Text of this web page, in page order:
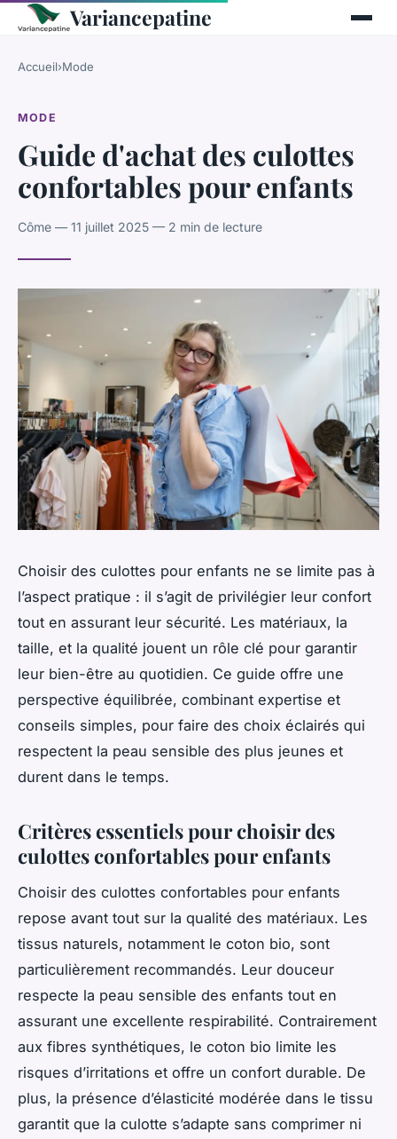
Variancepatine
Accueil›Mode
MODE
Guide d'achat des culottes
confortables pour enfants
Côme — 11 juillet 2025 — 2 min de lecture
Choisir des culottes pour enfants ne se limite pas à
l’aspect pratique : il s’agit de privilégier leur confort
tout en assurant leur sécurité. Les matériaux, la
taille, et la qualité jouent un rôle clé pour garantir
leur bien-être au quotidien. Ce guide offre une
perspective équilibrée, combinant expertise et
conseils simples, pour faire des choix éclairés qui
respectent la peau sensible des plus jeunes et
durent dans le temps.
Critères essentiels pour choisir des
culottes confortables pour enfants
Choisir des culottes confortables pour enfants
repose avant tout sur la qualité des matériaux. Les
tissus naturels, notamment le coton bio, sont
particulièrement recommandés. Leur douceur
respecte la peau sensible des enfants tout en
assurant une excellente respirabilité. Contrairement
aux fibres synthétiques, le coton bio limite les
risques d’irritations et offre un confort durable. De
plus, la présence d’élasticité modérée dans le tissu
garantit que la culotte s’adapte sans comprimer ni